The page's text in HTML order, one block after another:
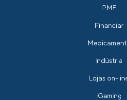
PME
Financiar
Indústria
Lojas on-
iGaming